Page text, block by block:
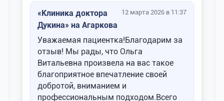
«Клиника доктора
Дукина» на Агаркова
12 марта 2026 в 11:37
Уважаемая пациентка!Благодарим за
отзыв! Мы рады, что Ольга
Витальевна произвела на вас такое
благоприятное впечатление своей
добротой, вниманием и
профессиональным подходом.Всего